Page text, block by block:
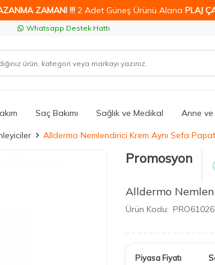
ZAMANI !!! 2 Adet Güneş Ürünü Alana PLAJ
Whatsapp Destek Hattı
Saç Bakımı Sağlık ve Medikal Anne
Alldermo Nemlendirici Krem Aynı Sefa
Promosyon
Alldermo
Ürün Kodu: PRO61026
Piyasa Fiyatı